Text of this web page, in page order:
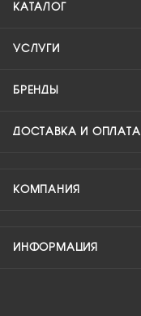
КАТАЛОГ
УСЛУГИ
БРЕНДЫ
ДОСТАВКА И ОПЛАТА
КОМПАНИЯ
ИНФОРМАЦИЯ